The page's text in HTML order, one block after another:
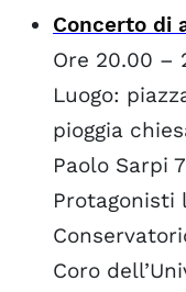
Concerto di
Ore 20.00 –
Luogo:
pioggia
Paolo Sarpi
Protagonisti
Coro